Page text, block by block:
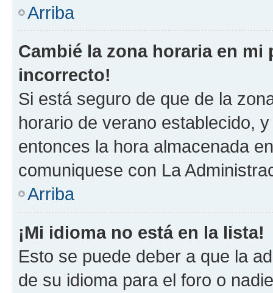
Arriba
Cambié la zona horaria en
incorrecto!
Si está seguro de que de la
horario de verano establecido,
entonces la hora almacenada
comuniquese con La
Arriba
¡Mi idioma no está en la lista!
Esto se puede deber a que la
de su idioma para el foro o